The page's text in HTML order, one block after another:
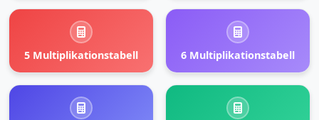
5 Multiplikationstabell 6 Multiplikationstabell